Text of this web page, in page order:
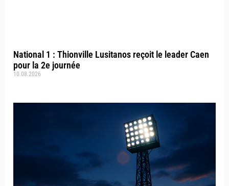
National 1 : Thionville Lusitanos reçoit le leader Caen
pour la 2e journée
10.08.2026